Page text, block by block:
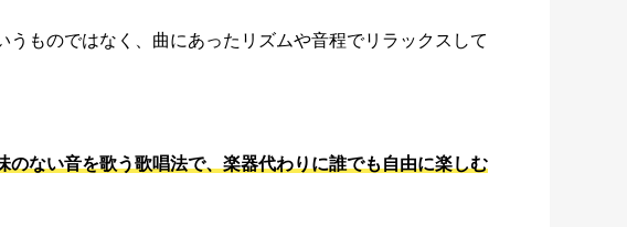
うものではなく、曲にあったリズムや音程でリラックスして
のない音を歌う歌唱法で、楽器代わりに誰でも自由に楽しむ